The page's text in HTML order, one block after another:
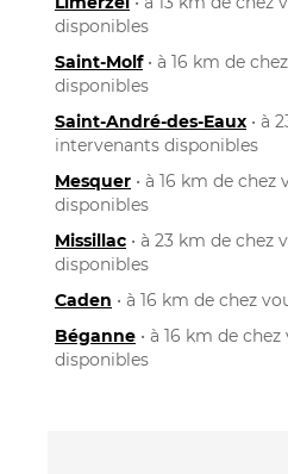
disponibles
Saint-Molf• à 16 km de
disponibles
Saint-André-des-Eaux • à
intervenants disponibles
Mesquer • à 16 km de chez
disponibles
Missillac • à 23 km de chez
disponibles
Caden • à 16 km de chez
Béganne • à 16 km de
disponibles